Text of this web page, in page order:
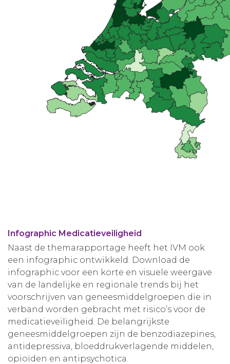
Infographic Medicatieveiligheid
Naast de themarapportage heeft het IVM ook
een infographic ontwikkeld. Download de
infographic voor een korte en visuele weergave
van de landelijke en regionale trends bij het
voorschrijven van geneesmiddelgroepen die in
verband worden gebracht met risico’s voor de
medicatieveiligheid. De belangrijkste
geneesmiddelgroepen zijn de benzodiazepines,
antidepressiva, bloeddrukverlagende middelen,
opioïden en antipsychotica.